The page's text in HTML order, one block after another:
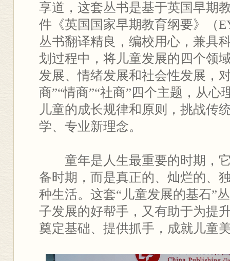
享道，这套丛书是基于英国早期
件《英国国家早期教育纲要》（
丛书翻译精良，编校用心，兼具
划过程中，将儿童发展的四个
发展、情绪发展和社会性发展，
商”“情商”“社商”四个主题，从心
儿童的成长规律和原则，挑战传
学、专业新理念。
童年是人生最重要的时期，
备时期，而是真正的、灿烂的、
种生活。这套“儿童发展的基石”
子发展的好帮手，又有助于为提
奠定基础、提供抓手，成就儿童